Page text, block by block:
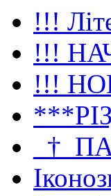
!!!
!!!
!!!